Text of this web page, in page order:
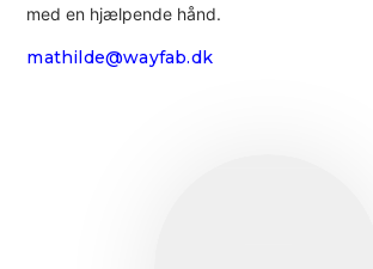
med en hjælpende hånd.
mathilde@wayfab.dk